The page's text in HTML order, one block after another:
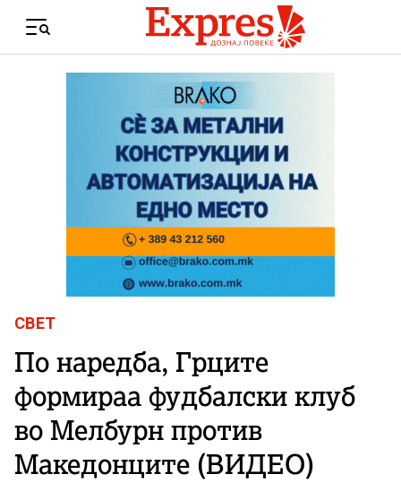
Menu
СВЕТ
По наредба, Грците
формираа фудбалски клуб
во Мелбурн против
Македонците (ВИДЕО)